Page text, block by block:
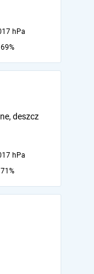
hPa
69%
deszcz
hPa
71%